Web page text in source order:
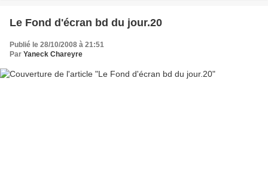
Le Fond d'écran bd du jour.20
Publié le 28/10/2008 à 21:51
Par Yaneck Chareyre